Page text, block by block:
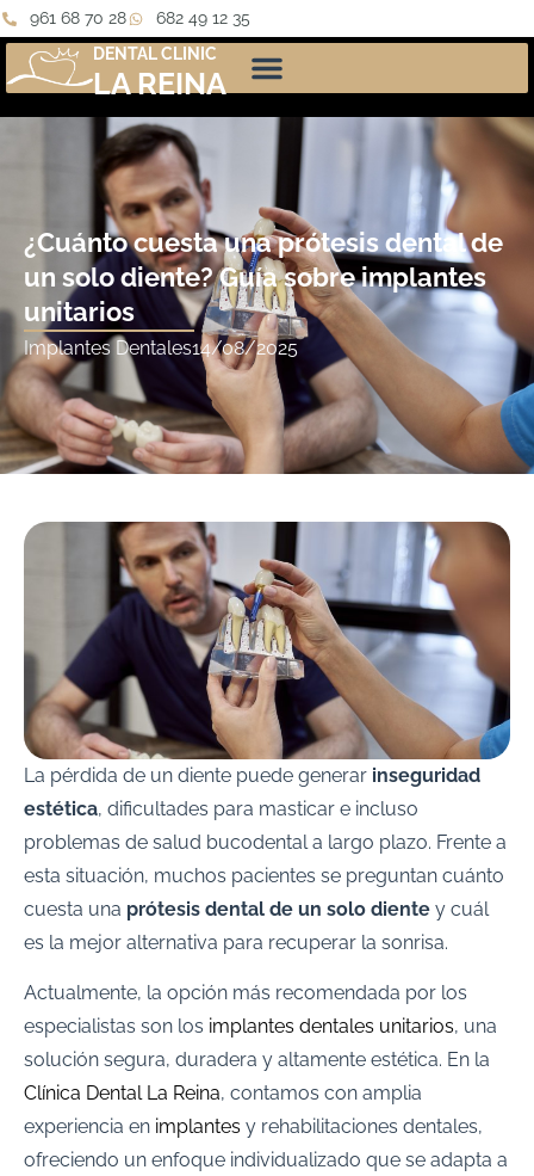
961 68 70 28
682 49 12 35
DENTAL CLINIC
LA REINA
¿Cuánto cuesta una prótesis dental de
un solo diente? Guía sobre implantes
unitarios
Implantes Dentales14/08/2025
La pérdida de un diente puede generar inseguridad
estética, dificultades para masticar e incluso
problemas de salud bucodental a largo plazo. Frente a
esta situación, muchos pacientes se preguntan cuánto
cuesta una prótesis dental de un solo diente y cuál
es la mejor alternativa para recuperar la sonrisa.
Actualmente, la opción más recomendada por los
especialistas son los implantes dentales unitarios, una
solución segura, duradera y altamente estética. En la
Clínica Dental La Reina, contamos con amplia
experiencia en implantes y rehabilitaciones dentales,
ofreciendo un enfoque individualizado que se adapta a